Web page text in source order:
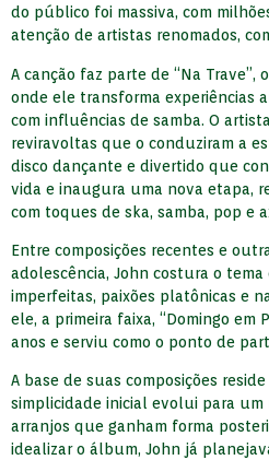
do público foi massiva, com
atenção de artistas renomados,
A canção faz parte de “Na Trave”,
onde ele transforma experiências
com influências de samba. O
reviravoltas que o conduziram a
disco dançante e divertido que
vida e inaugura uma nova etapa,
com toques de ska, samba, pop e
Entre composições recentes e
adolescência, John costura o
imperfeitas, paixões platônicas e
ele, a primeira faixa, “Domingo em
anos e serviu como o ponto de
A base de suas composições
simplicidade inicial evolui para
arranjos que ganham forma
idealizar o álbum, John já